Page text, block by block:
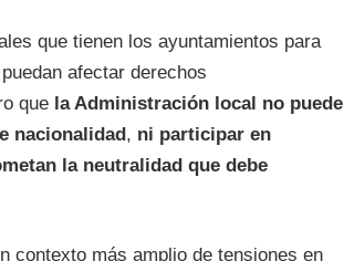
que tienen los ayuntamientos para
afectar derechos
que la Administración local no puede
nacionalidad, ni participar en
la neutralidad que debe
contexto más amplio de tensiones en